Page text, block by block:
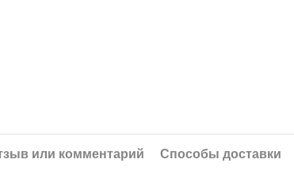
или комментарий Способы доставки